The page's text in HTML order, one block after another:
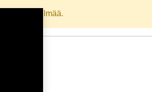
yhdistelmää.